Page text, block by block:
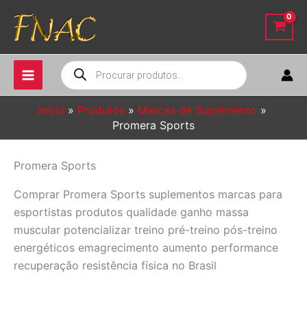
para
conteúdo
Pesquisar
produtos
Início Produtos
Marcas de Suplemento
Promera Sports
Promera Sports
Comprar Promera Sports suplementos marcas para
esportistas produtos qualidade ganho massa
muscular potencializar treino pré-treino pós-treino
energéticos emagrecimento aumento performance
recuperação resistência física no Brasil